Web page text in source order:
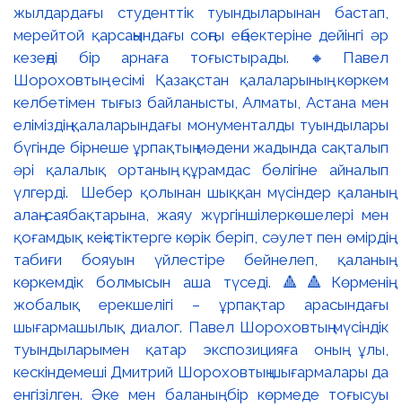
жылдардағы студенттік туындыларынан бастап,
мерейтой қарсаңындағы соңғы еңбектеріне дейінгі әр
кезеңді бір арнаға тоғыстырады. 🔸Павел
Шороховтың есімі Қазақстан қалаларының көркем
келбетімен тығыз байланысты, Алматы, Астана мен
еліміздің қалаларындағы монументалды туындылары
бүгінде бірнеше ұрпақтың мәдени жадында сақталып
әрі қалалық ортаның құрамдас бөлігіне айналып
үлгерді. Шебер қолынан шыққан мүсіндер қаланың
алаң-саябақтарына, жаяу жүргіншілеркөшелері мен
қоғамдық кеңістіктерге көрік беріп, сәулет пен өмірдің
табиғи бояуын үйлестіре бейнелеп, қаланың
көркемдік болмысын аша түседі. 🔺🔺Көрменің
жобалық ерекшелігі – ұрпақтар арасындағы
шығармашылық диалог. Павел Шороховтың мүсіндік
туындыларымен қатар экспозицияға оның ұлы,
кескіндемеші Дмитрий Шороховтың шығармалары да
енгізілген. Әке мен баланың бір көрмеде тоғысуы